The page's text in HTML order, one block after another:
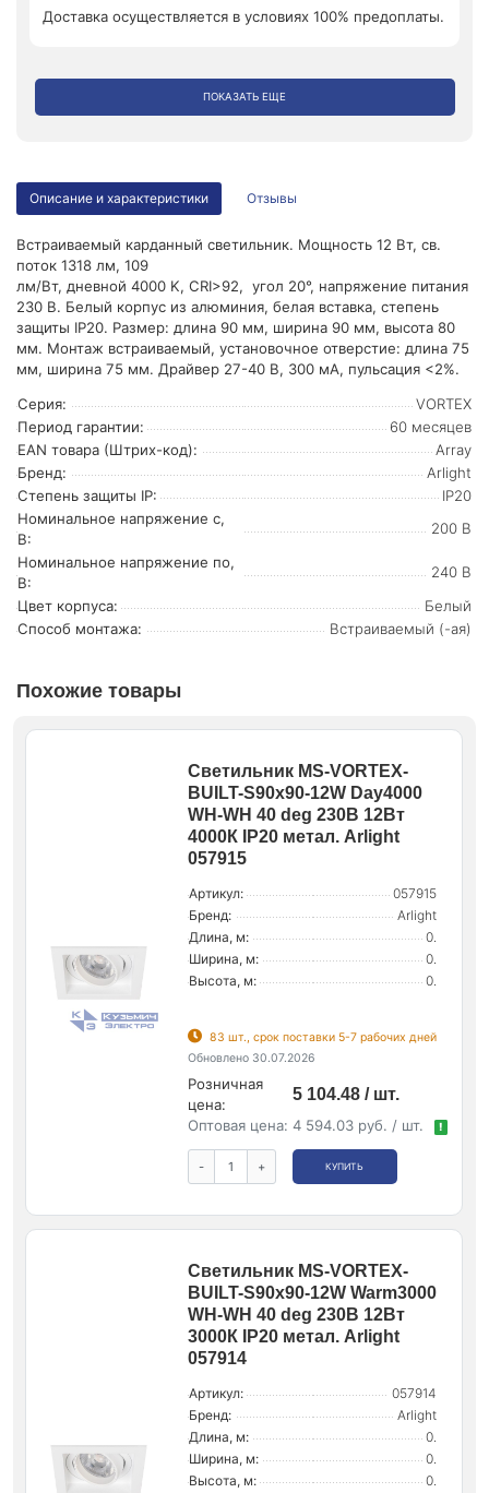
Доставка осуществляется в условиях 100% предоплаты.
ПОКАЗАТЬ ЕЩЕ
Описание и характеристики Отзывы
Встраиваемый карданный светильник. Мощность 12 Вт, св.
поток 1318 лм, 109
лм/Вт, дневной 4000 K, CRI>92, угол 20°, напряжение питания
230 В. Белый корпус из алюминия, белая вставка, степень
защиты IP20. Размер: длина 90 мм, ширина 90 мм, высота 80
мм. Монтаж встраиваемый, установочное отверстие: длина 75
мм, ширина 75 мм. Драйвер 27-40 В, 300 мА, пульсация <2%.
Серия:
VORTEX
Период гарантии:
60 месяцев
EAN товара (Штрих-код):
Array
Бренд:
Arlight
Степень защиты IP:
IP20
Номинальное напряжение с,
В:
200 В
Номинальное напряжение по,
В:
240 В
Цвет корпуса:
Белый
Способ монтажа:
Встраиваемый (-ая)
Похожие товары
Светильник MS-VORTEX-
BUILT-S90x90-12W Day4000
WH-WH 40 deg 230В 12Вт
4000К IP20 метал. Arlight
057915
Артикул:
057915
Бренд:
Arlight
Длина, м:
0.
Ширина, м:
0.
Высота, м:
0.
83 шт., срок поставки 5-7 рабочих дней
Обновлено 30.07.2026
Розничная
цена:
5 104.48 / шт.
Оптовая цена: 4 594.03 руб. / шт. !
- + КУПИТЬ
Светильник MS-VORTEX-
BUILT-S90x90-12W Warm3000
WH-WH 40 deg 230В 12Вт
3000К IP20 метал. Arlight
057914
Артикул:
057914
Бренд:
Arlight
Длина, м:
0.
Ширина, м:
0.
Высота, м:
0.